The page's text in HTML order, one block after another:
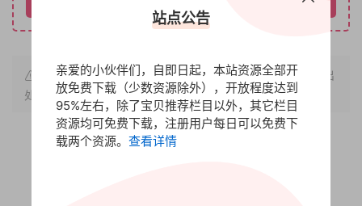
原文链接：http://www.bbfx.cc/1001.html，转载请注明出
处。
站点公告
亲爱的小伙伴们，自即日起，本站资源全部开
放免费下载（少数资源除外），开放程度达到
95%左右，除了宝贝推荐栏目以外，其它栏目
资源均可免费下载，注册用户每日可以免费下
载两个资源。 查看详情